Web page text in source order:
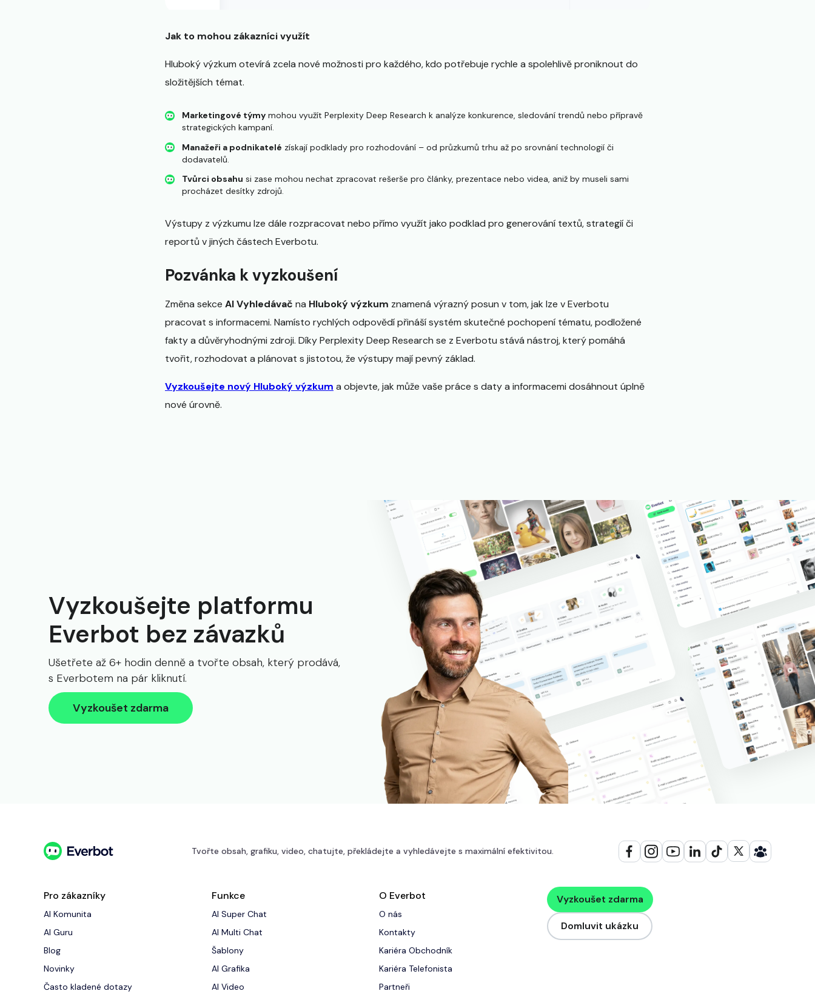
Jak to mohou zákazníci využít
Hluboký výzkum otevírá zcela nové možnosti pro každého, kdo potřebuje rychle a spolehlivě proniknout do
složitějších témat.
Marketingové týmy mohou využít Perplexity Deep Research k analýze konkurence, sledování trendů nebo přípravě
strategických kampaní.
Manažeři a podnikatelé získají podklady pro rozhodování – od průzkumů trhu až po srovnání technologií či
dodavatelů.
Tvůrci obsahu si zase mohou nechat zpracovat rešerše pro články, prezentace nebo videa, aniž by museli sami
procházet desítky zdrojů.
Výstupy z výzkumu lze dále rozpracovat nebo přímo využít jako podklad pro generování textů, strategií či
reportů v jiných částech Everbotu.
Pozvánka k vyzkoušení
Změna sekce AI Vyhledávač na Hluboký výzkum znamená výrazný posun v tom, jak lze v Everbotu
pracovat s informacemi. Namísto rychlých odpovědí přináší systém skutečné pochopení tématu, podložené
fakty a důvěryhodnými zdroji. Díky Perplexity Deep Research se z Everbotu stává nástroj, který pomáhá
tvořit, rozhodovat a plánovat s jistotou, že výstupy mají pevný základ.
Vyzkoušejte nový Hluboký výzkum a objevte, jak může vaše práce s daty a informacemi dosáhnout úplně
nové úrovně.
Vyzkoušejte platformu
Everbot bez závazků
Ušetřete až 6+ hodin denně a tvořte obsah, který prodává,
s Everbotem na pár kliknutí.
Vyzkoušet zdarma
Tvořte obsah, grafiku, video, chatujte, překládejte a vyhledávejte s maximální efektivitou.
Pro zákazníky
AI Komunita
AI Guru
Blog
Novinky
‍Často kladené dotazy
Funkce
AI Super Chat
AI Multi Chat
Šablony
AI Grafika
AI Video
O Everbot
O nás
Kontakty
Kariéra Obchodník
Kariéra Telefonista
Partneři
Vyzkoušet zdarma
Domluvit ukázku